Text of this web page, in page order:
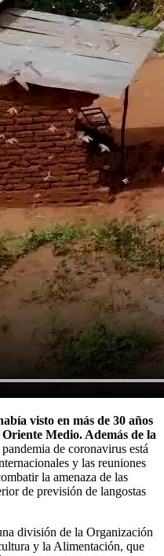
visto en más de 30 años
Medio. Además de la
de coronavirus está
y las reuniones
la amenaza de las
de previsión de langostas
división de la Organización
y la Alimentación, que